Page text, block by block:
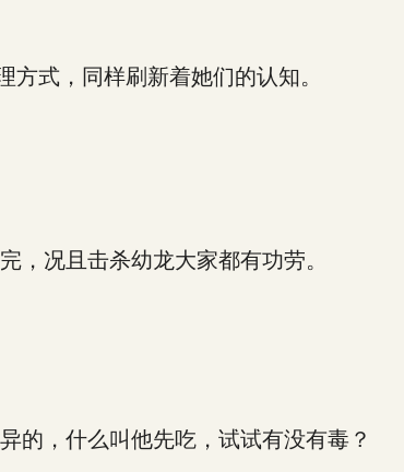
式，同样刷新着她们的认知。
况且击杀幼龙大家都有功劳。
，什么叫他先吃，试试有没有毒？